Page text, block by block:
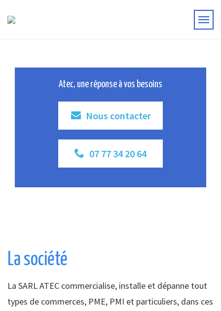
Atec, une réponse à vos besoins
Nous contacter
07 77 34 20 64
La société
La SARL ATEC commercialise, installe et dépanne tout
types de commerces, PME, PMI et particuliers, dans ces